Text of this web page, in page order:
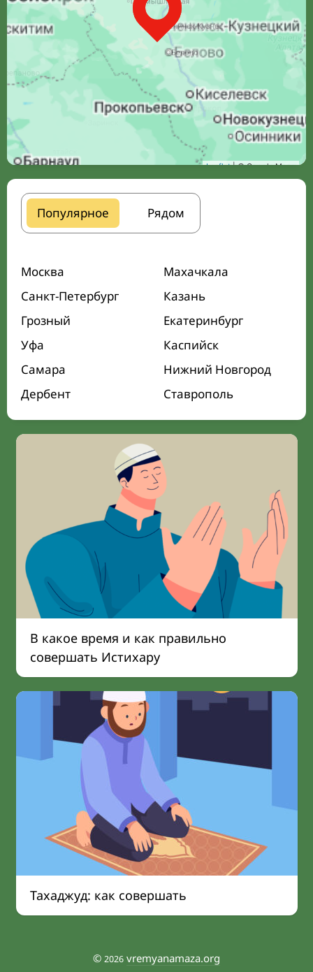
Leaflet| © Google Maps
Популярное Рядом
Москва
Махачкала
Санкт-Петербург
Казань
Грозный
Екатеринбург
Уфа
Каспийск
Самара
Нижний Новгород
Дербент
Ставрополь
В какое время и как правильно
совершать Истихару
Тахаджуд: как совершать
© 2026 vremyanamaza.org